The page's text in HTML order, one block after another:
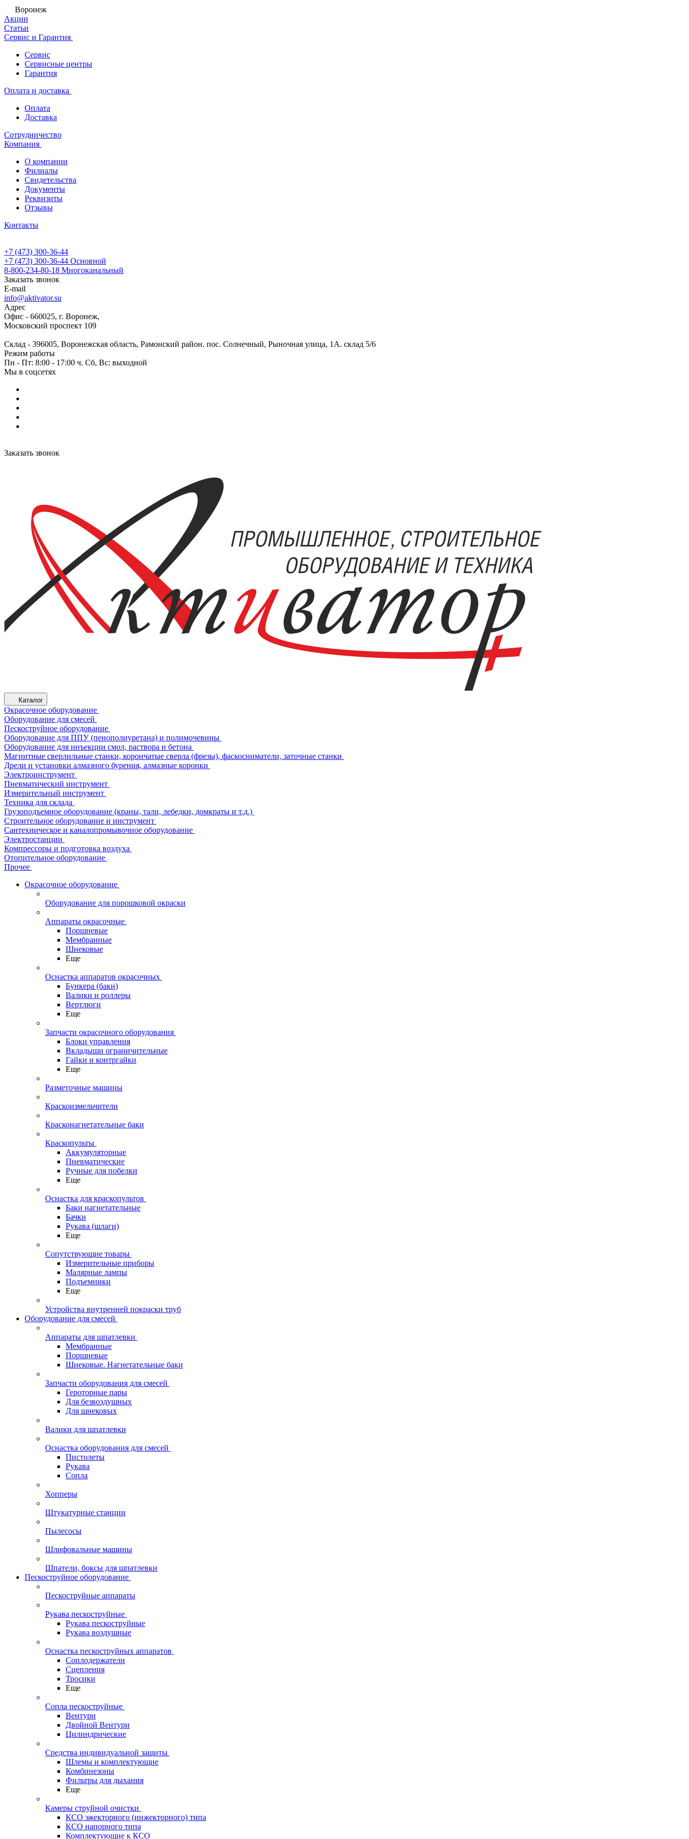
Воронеж
Акции
Статьи
Сервис и Гарантия
Сервис
Сервисные центры
Гарантия
Оплата и доставка
Оплата
Доставка
Сотрудничество
Компания
О компании
Филиалы
Свидетельства
Документы
Реквизиты
Отзывы
Контакты
+7 (473) 300-36-44
+7 (473) 300-36-44 Основной
8-800-234-80-18 Многоканальный
Заказать звонок
E-mail
info@aktivator.su
Адрес
Офис - 660025, г. Воронеж,
Московский проспект 109
Склад - 396005, Воронежская область, Рамонский район. пос. Солнечный, Рыночная улица, 1А. склад 5/6
Режим работы
Пн - Пт: 8:00 - 17:00 ч. Сб, Вс: выходной
Мы в соцсетях
Заказать звонок
Каталог
Окрасочное оборудование
Оборудование для смесей
Пескоструйное оборудование
Оборудование для ППУ (пенополиуретана) и полимочевины
Оборудование для инъекции смол, раствора и бетона
Магнитные сверлильные станки, корончатые сверла (фрезы), фаскосниматели, заточные станки
Дрели и установки алмазного бурения, алмазные коронки
Электроинструмент
Пневматический инструмент
Измерительный инструмент
Техника для склада
Грузоподъемное оборудование (краны, тали, лебедки, домкраты и т.д.)
Строительное оборудование и инструмент
Сантехническое и каналопромывочное оборудование
Электростанции
Компрессоры и подготовка воздуха
Отопительное оборудование
Прочее
Окрасочное оборудование
Оборудование для порошковой окраски
Аппараты окрасочные
Поршневые
Мембранные
Шнековые
Еще
Оснастка аппаратов окрасочных
Бункера (баки)
Валики и роллеры
Вертлюги
Еще
Запчасти окрасочного оборудования
Блоки управления
Вкладыши ограничительные
Гайки и контргайки
Еще
Разметочные машины
Краскоизмельчители
Красконагнетательные баки
Краскопульты
Аккумуляторные
Пневматические
Ручные для побелки
Еще
Оснастка для краскопультов
Баки нагнетательные
Бачки
Рукава (шлаги)
Еще
Сопутствующие товары
Измерительные приборы
Малярные лампы
Подъемники
Еще
Устройства внутренней покраски труб
Оборудование для смесей
Аппараты для шпатлевки
Мембранные
Поршневые
Шнековые. Нагнетательные баки
Запчасти оборудования для смесей
Героторные пары
Для безвоздушных
Для шнековых
Валики для шпатлевки
Оснастка оборудования для смесей
Пистолеты
Рукава
Сопла
Хопперы
Штукатурные станции
Пылесосы
Шлифовальные машины
Шпатели, боксы для шпатлевки
Пескоструйное оборудование
Пескоструйные аппараты
Рукава пескоструйные
Рукава пескоструйные
Рукава воздушные
Оснастка пескоструйных аппаратов
Соплодержатели
Сцепления
Тросики
Еще
Сопла пескоструйные
Вентури
Двойной Вентури
Цилиндрические
Средства индивидуальной защиты
Шлемы и комплектующие
Комбинезоны
Фильтры для дыхания
Еще
Камеры струйной очистки
КСО эжекторного (инжекторного) типа
КСО напорного типа
Комплектующие к КСО